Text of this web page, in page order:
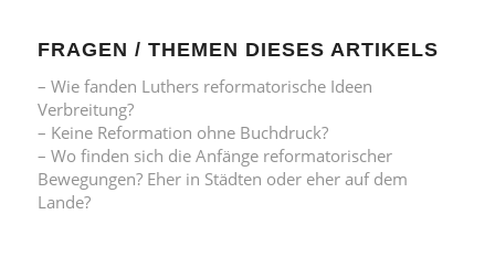
FRAGEN / THEMEN DIESES ARTIKELS
– Wie fanden Luthers reformatorische Ideen
Verbreitung?
– Keine Reformation ohne Buchdruck?
– Wo finden sich die Anfänge reformatorischer
Bewegungen? Eher in Städten oder eher auf dem
Lande?